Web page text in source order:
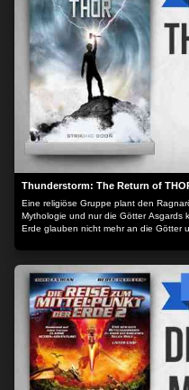
Thunderstorm: The Return of
Eine religiöse Gruppe plant den
Mythologie und nur die Götter Asgards
Erde glauben nicht mehr an die Götter